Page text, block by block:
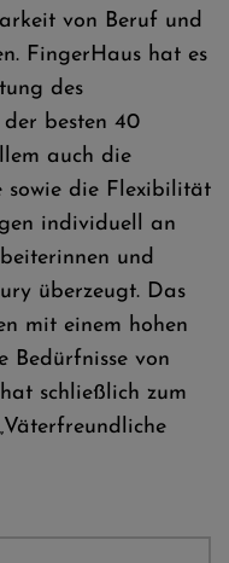
von Beruf und
FingerHaus hat es
des
besten 40
auch die
sowie die Flexibilität
individuell an
und
überzeugt. Das
mit einem hohen
Bedürfnisse von
schließlich zum